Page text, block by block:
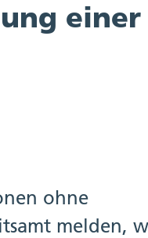
einer
ohne
melden,